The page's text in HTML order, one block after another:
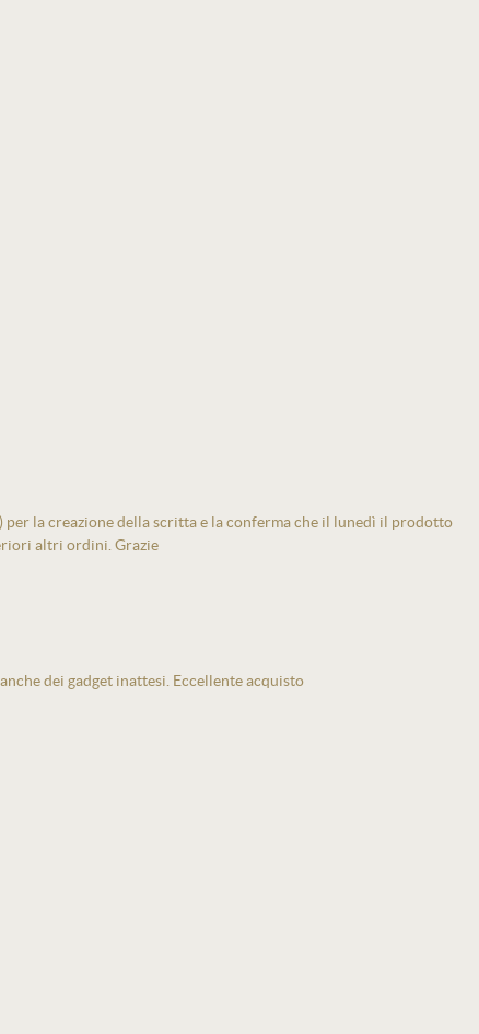
la creazione della scritta e la conferma che il lunedì il prodotto
altri ordini. Grazie
dei gadget inattesi. Eccellente acquisto